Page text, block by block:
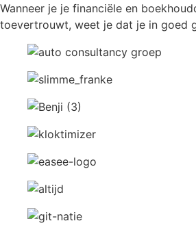
Wanneer je je financiële en
toevertrouwt, weet je dat je in goed